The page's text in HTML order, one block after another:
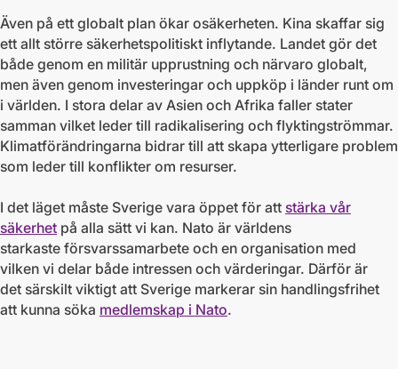
Även på ett globalt plan ökar osäkerheten. Kina skaffar sig
ett allt större säkerhetspolitiskt inflytande. Landet gör det
både genom en militär upprustning och närvaro globalt,
men även genom investeringar och uppköp i länder runt om
i världen. I stora delar av Asien och Afrika faller stater
samman vilket leder till radikalisering och flyktingströmmar.
Klimatförändringarna bidrar till att skapa ytterligare problem
som leder till konflikter om resurser.
I det läget måste Sverige vara öppet för att stärka vår
säkerhet på alla sätt vi kan. Nato är världens
starkaste försvarssamarbete och en organisation med
vilken vi delar både intressen och värderingar. Därför är
det särskilt viktigt att Sverige markerar sin handlingsfrihet
att kunna söka medlemskap i Nato.